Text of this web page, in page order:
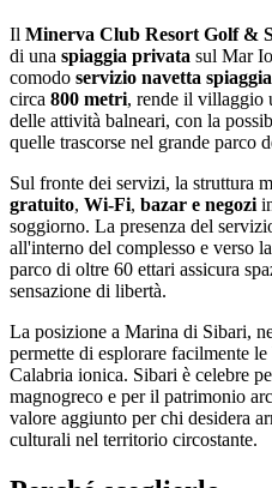
Il Minerva Club Resort Golf &
di una spiaggia privata sul Mar
comodo servizio navetta spiaggia
circa 800 metri, rende il villaggio
delle attività balneari, con la
quelle trascorse nel grande parco
Sul fronte dei servizi, la struttura
gratuito, Wi-Fi, bazar e negozi
soggiorno. La presenza del
all'interno del complesso e verso
parco di oltre 60 ettari assicura
sensazione di libertà.
La posizione a Marina di Sibari,
permette di esplorare facilmente
Calabria ionica. Sibari è celebre
magnogreco e per il patrimonio
valore aggiunto per chi desidera
culturali nel territorio circostante.